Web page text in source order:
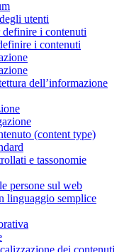
utenti
definire i contenuti
i contenuti
dell’informazione
(content type)
e tassonomie
persone sul web
linguaggio semplice
dei contenuti